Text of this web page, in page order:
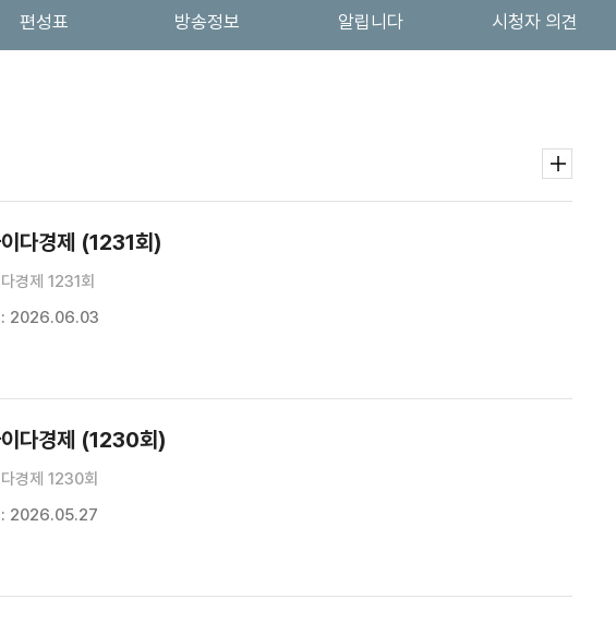
편성표 방송정보 알립니다 시청자 의견
다경제 (1231회)
경제 1231회
: 2026.06.03
다경제 (1230회)
경제 1230회
: 2026.05.27